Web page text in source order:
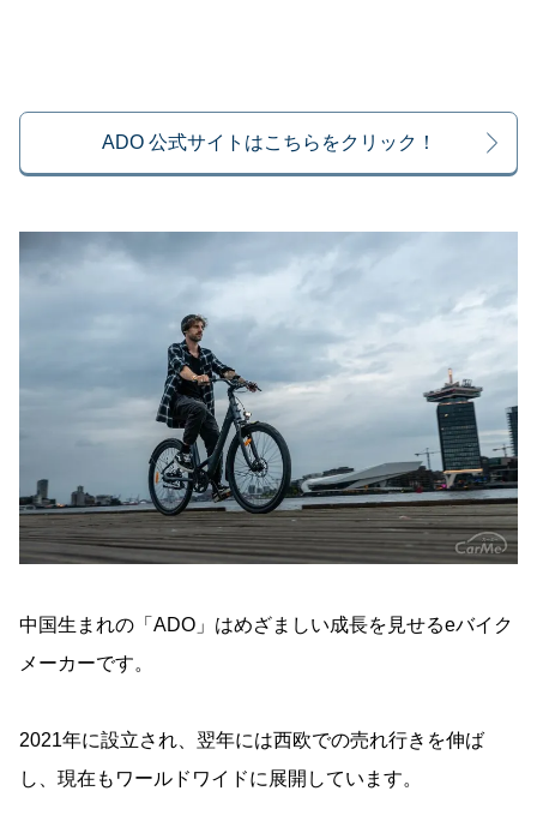
ADO 公式サイトはこちらをクリック！
中国生まれの「ADO」はめざましい成長を見せるeバイク
メーカーです。
2021年に設立され、翌年には西欧での売れ行きを伸ば
し、現在もワールドワイドに展開しています。